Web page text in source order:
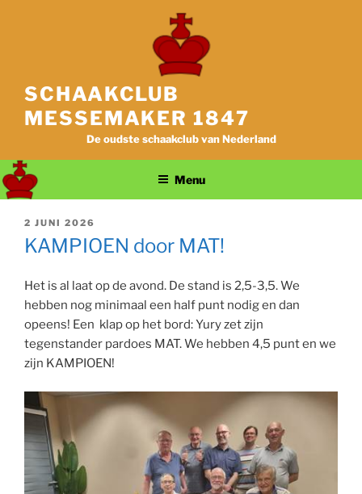
SCHAAKCLUB
MESSEMAKER 1847
De oudste schaakclub van Nederland
Menu
GEPLAATST
OP
2 JUNI 2026
KAMPIOEN door MAT!
Het is al laat op de avond. De stand is 2,5-3,5. We
hebben nog minimaal een half punt nodig en dan
opeens! Een klap op het bord: Yury zet zijn
tegenstander pardoes MAT. We hebben 4,5 punt en we
zijn KAMPIOEN!